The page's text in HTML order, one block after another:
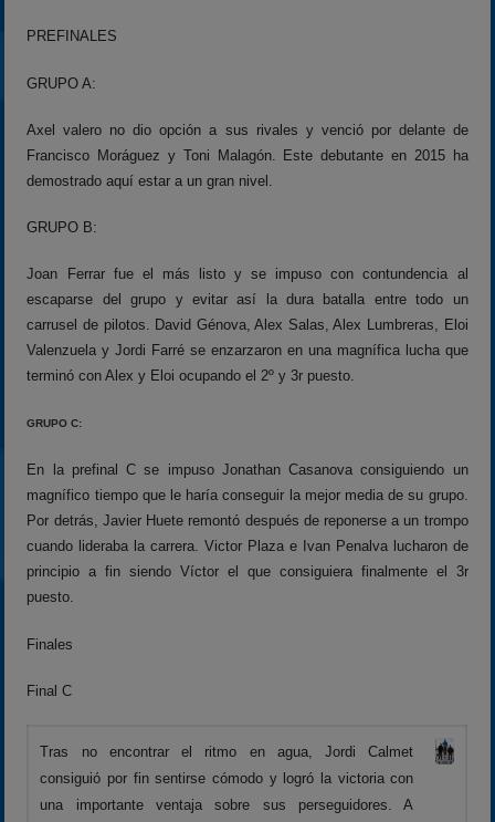
PREFINALES
GRUPO A:
Axel valero no dio opción a sus rivales y venció por delante de
Francisco Moráguez y Toni Malagón. Este debutante en 2015 ha
demostrado aquí estar a un gran nivel.
GRUPO B:
Joan Ferrar fue el más listo y se impuso con contundencia al
escaparse del grupo y evitar así la dura batalla entre todo un
carrusel de pilotos. David Génova, Alex Salas, Alex Lumbreras, Eloi
Valenzuela y Jordi Farré se enzarzaron en una magnífica lucha que
terminó con Alex y Eloi ocupando el 2º y 3r puesto.
GRUPO C:
En la prefinal C se impuso Jonathan Casanova consiguiendo un
magnífico tiempo que le haría conseguir la mejor media de su grupo.
Por detrás, Javier Huete remontó después de reponerse a un trompo
cuando lideraba la carrera. Victor Plaza e Ivan Penalva lucharon de
principio a fin siendo Víctor el que consiguiera finalmente el 3r
puesto.
Finales
Final C
Tras no encontrar el ritmo en agua, Jordi Calmet
consiguió por fin sentirse cómodo y logró la victoria con
una importante ventaja sobre sus perseguidores. A